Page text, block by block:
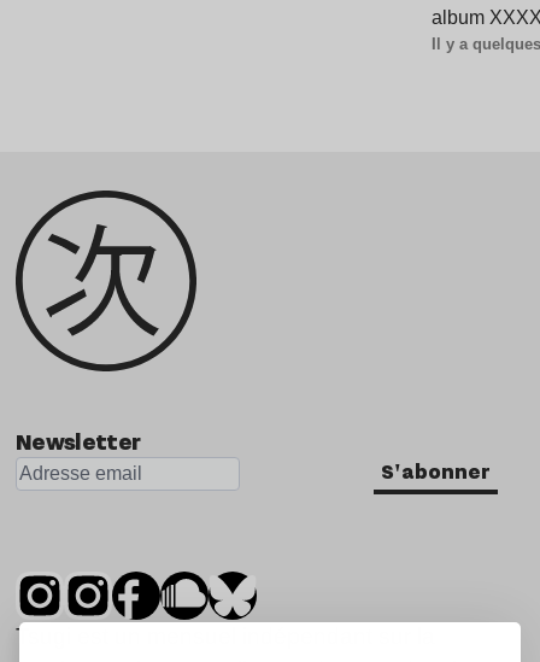
album
Il y a
Newsletter
S'abonner
Tsugi est un mensuel indépendant sur la